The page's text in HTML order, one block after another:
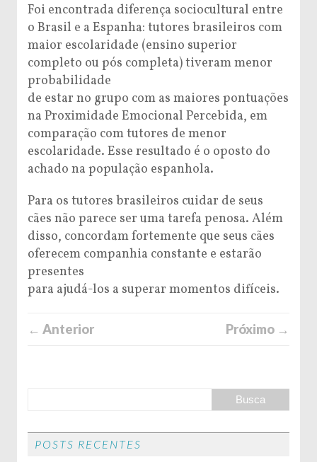
Foi encontrada diferença sociocultural entre
o Brasil e a Espanha: tutores brasileiros com
maior escolaridade (ensino superior
completo ou pós completa) tiveram menor
probabilidade
de estar no grupo com as maiores pontuações
na Proximidade Emocional Percebida, em
comparação com tutores de menor
escolaridade. Esse resultado é o oposto do
achado na população espanhola.
Para os tutores brasileiros cuidar de seus
cães não parece ser uma tarefa penosa. Além
disso, concordam fortemente que seus cães
oferecem companhia constante e estarão
presentes
para ajudá-los a superar momentos difíceis.
← Anterior Próximo →
POSTS RECENTES